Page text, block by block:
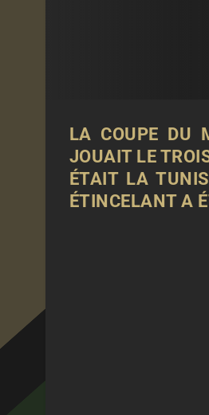
LA COUPE DU
JOUAIT LE
ÉTAIT LA
ÉTINCELANT A